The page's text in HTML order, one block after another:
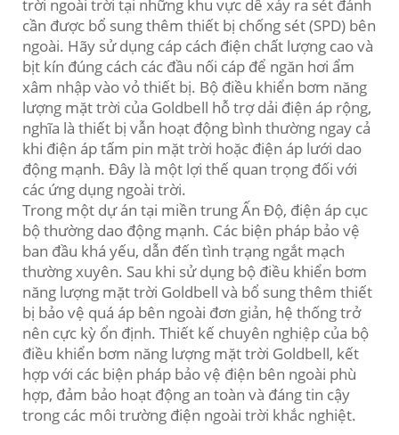
trời ngoài trời tại những khu vực dễ xảy ra sét đánh
cần được bổ sung thêm thiết bị chống sét (SPD) bên
ngoài. Hãy sử dụng cáp cách điện chất lượng cao và
bịt kín đúng cách các đầu nối cáp để ngăn hơi ẩm
xâm nhập vào vỏ thiết bị. Bộ điều khiển bơm năng
lượng mặt trời của Goldbell hỗ trợ dải điện áp rộng,
nghĩa là thiết bị vẫn hoạt động bình thường ngay cả
khi điện áp tấm pin mặt trời hoặc điện áp lưới dao
động mạnh. Đây là một lợi thế quan trọng đối với
các ứng dụng ngoài trời.
Trong một dự án tại miền trung Ấn Độ, điện áp cục
bộ thường dao động mạnh. Các biện pháp bảo vệ
ban đầu khá yếu, dẫn đến tình trạng ngắt mạch
thường xuyên. Sau khi sử dụng bộ điều khiển bơm
năng lượng mặt trời Goldbell và bổ sung thêm thiết
bị bảo vệ quá áp bên ngoài đơn giản, hệ thống trở
nên cực kỳ ổn định. Thiết kế chuyên nghiệp của bộ
điều khiển bơm năng lượng mặt trời Goldbell, kết
hợp với các biện pháp bảo vệ điện bên ngoài phù
hợp, đảm bảo hoạt động an toàn và đáng tin cậy
trong các môi trường điện ngoài trời khắc nghiệt.